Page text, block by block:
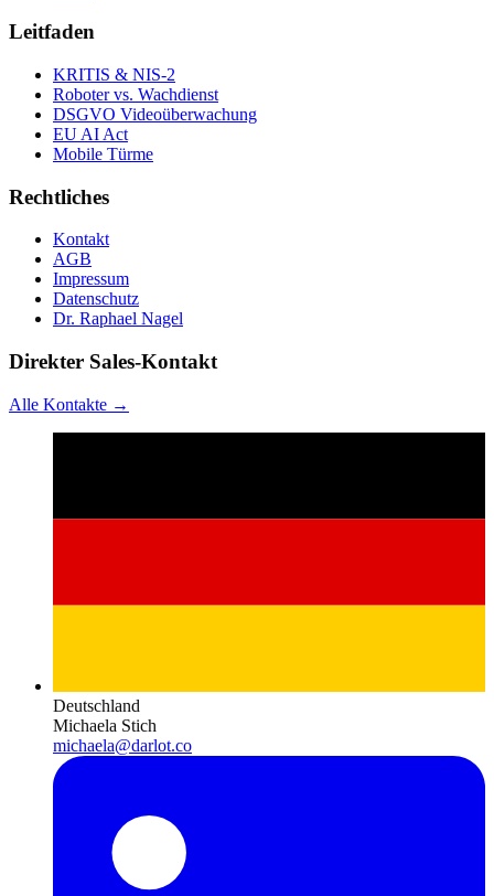
Leitfaden
KRITIS & NIS-2
Roboter vs. Wachdienst
DSGVO Videoüberwachung
EU AI Act
Mobile Türme
Rechtliches
Kontakt
AGB
Impressum
Datenschutz
Dr. Raphael Nagel
Direkter Sales-Kontakt
Alle Kontakte →
Deutschland
Michaela Stich
michaela@darlot.co